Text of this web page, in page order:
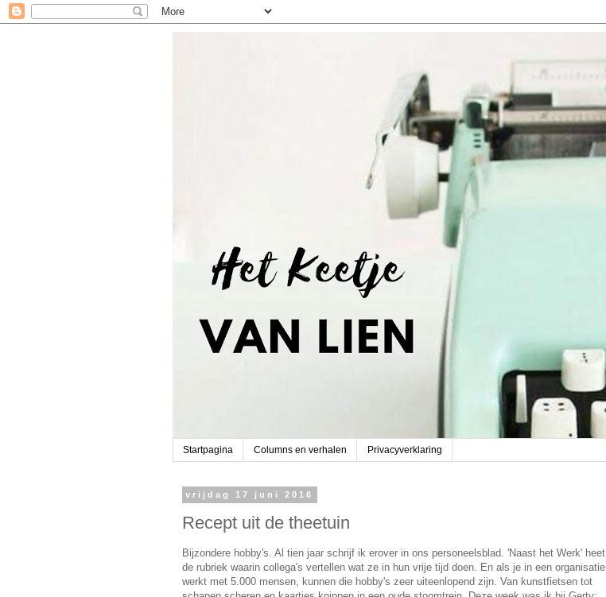
Startpagina Columns en verhalen Privacyverklaring
vrijdag 17 juni 2016
Recept uit de theetuin
Bijzondere hobby's. Al tien jaar schrijf ik erover in ons personeelsblad. 'Naast het Werk' heet
de rubriek waarin collega's vertellen wat ze in hun vrije tijd doen. En als je in een organisatie
werkt met 5.000 mensen, kunnen die hobby's zeer uiteenlopend zijn. Van kunstfietsen tot